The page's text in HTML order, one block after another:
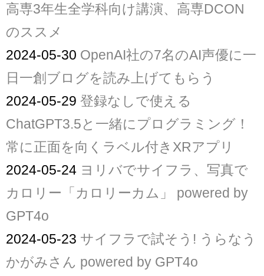
高専3年生全学科向け講演、高専DCON
のススメ
2024-05-30 OpenAI社の7名のAI声優に一
日一創ブログを読み上げてもらう
2024-05-29 登録なしで使える
ChatGPT3.5と一緒にプログラミング！
常に正面を向くラベル付きXRアプリ
2024-05-24 ヨリバでサイフラ、写真で
カロリー「カロリーカム」 powered by
GPT4o
2024-05-23 サイフラで試そう! うらなう
かがみさん powered by GPT4o